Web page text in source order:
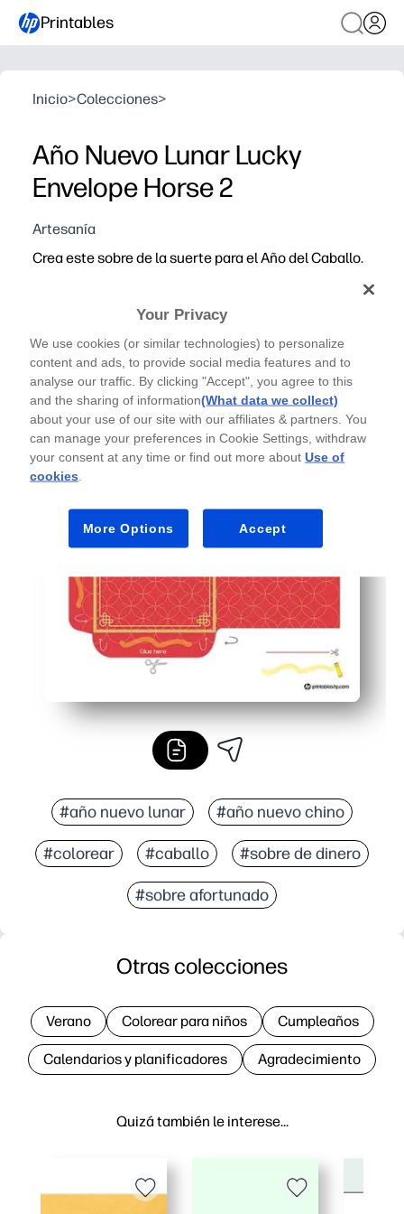
Printables
Inicio>Colecciones>
Año Nuevo Lunar Lucky
Envelope Horse 2
Artesanía
Crea este sobre de la suerte para el Año del Caballo.
#año nuevo lunar #año nuevo chino
#colorear #caballo #sobre de dinero
#sobre afortunado
Quizá también le interese…
Otras colecciones
Verano Colorear para niños Cumpleaños
Calendarios y planificadores Agradecimiento
Your Privacy
We use cookies (or similar technologies) to personalize
content and ads, to provide social media features and to
analyse our traffic. By clicking "Accept", you agree to this
and the sharing of information(What data we collect)
about your use of our site with our affiliates & partners. You
can manage your preferences in Cookie Settings, withdraw
your consent at any time or find out more aboutUse of
cookies
More Options Accept